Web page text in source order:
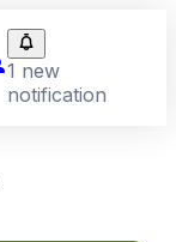
1 new
notification